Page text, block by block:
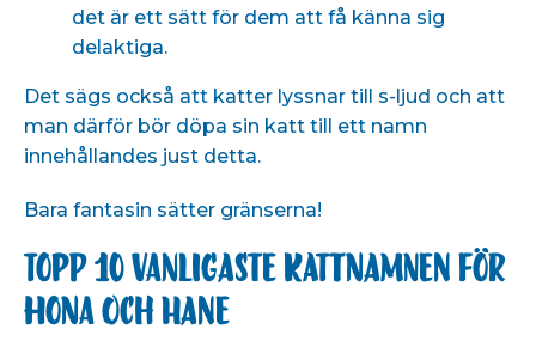
det är ett sätt för dem att få känna sig
delaktiga.
Det sägs också att katter lyssnar till s-ljud och att
man därför bör döpa sin katt till ett namn
innehållandes just detta.
Bara fantasin sätter gränserna!
Topp 10 vanligaste kattnamnen för
hona och hane